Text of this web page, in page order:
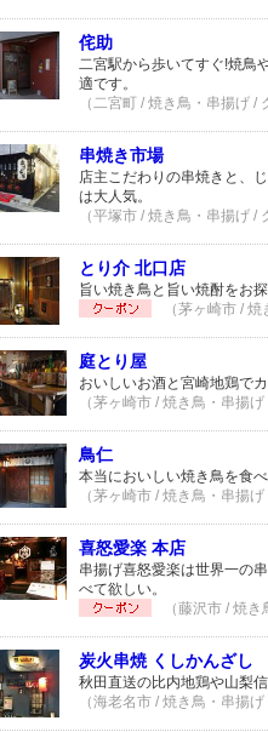
侘助
二宮駅から歩いてすぐ!焼鳥
適です。
（二宮町 / 焼き鳥・串揚げ /
串焼き市場
店主こだわりの串焼きと、
は大人気。
（平塚市 / 焼き鳥・串揚げ /
とり介 北口店
旨い焼き鳥と旨い焼酎をお
（茅ヶ崎市 /
庭とり屋
おいしいお酒と宮崎地鶏で
（茅ヶ崎市 / 焼き鳥・串揚げ
鳥仁
本当においしい焼き鳥を食
（茅ヶ崎市 / 焼き鳥・串揚げ
喜怒愛楽 本店
串揚げ喜怒愛楽は世界一の
べて欲しい。
（藤沢市 / 焼
炭火串焼 くしかんざし
秋田直送の比内地鶏や山梨
（海老名市 / 焼き鳥・串揚げ